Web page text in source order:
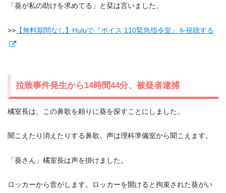
「葵が私の助けを求めてる」と栞は言いました。
>> 【無料期間なし】Huluで『ボイス 110緊急指令室』を視聴する
拉致事件発生から14時間44分、被疑者逮捕
橘室長は、この鼻歌を頼りに葵を探すことにしました。
聞こえたり消えたりする鼻歌。声は理科準備室から聞こえます。
「葵さん」橘室長は声を掛けました。
ロッカーから音がします。ロッカーを開けると拘束された葵がい